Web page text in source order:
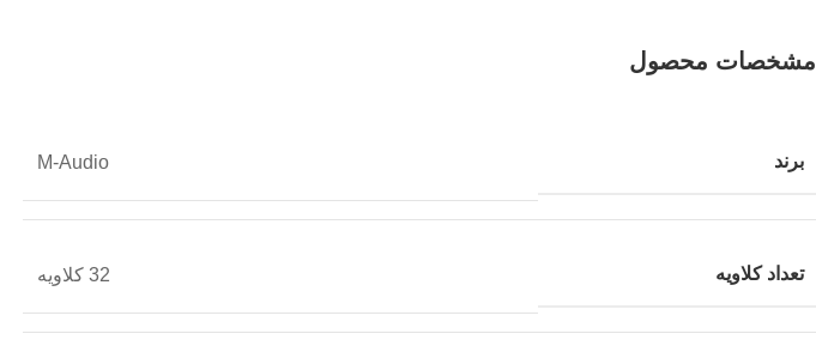
مشخصات محصول
برند M-Audio
تعداد کلاویه 32 کلاویه